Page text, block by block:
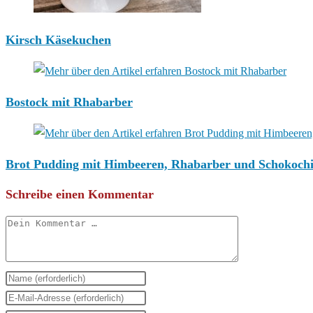
Kirsch Käsekuchen
Bostock mit Rhabarber
Brot Pudding mit Himbeeren, Rhabarber und
Schreibe einen Kommentar
Kommentar
Gib
deinen
Gib